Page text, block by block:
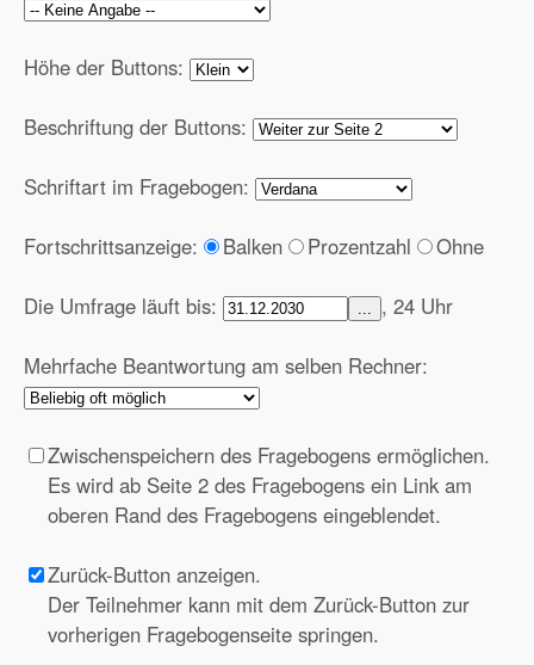
Höhe der Buttons:
Beschriftung der Buttons:
Schriftart im Fragebogen:
Fortschrittsanzeige: Balken Prozentzahl Ohne
Die Umfrage läuft bis: , 24 Uhr
Mehrfache Beantwortung am selben Rechner:
Zwischenspeichern des Fragebogens ermöglichen.
Es wird ab Seite 2 des Fragebogens ein Link am
oberen Rand des Fragebogens eingeblendet.
Zurück-Button anzeigen.
Der Teilnehmer kann mit dem Zurück-Button zur
vorherigen Fragebogenseite springen.